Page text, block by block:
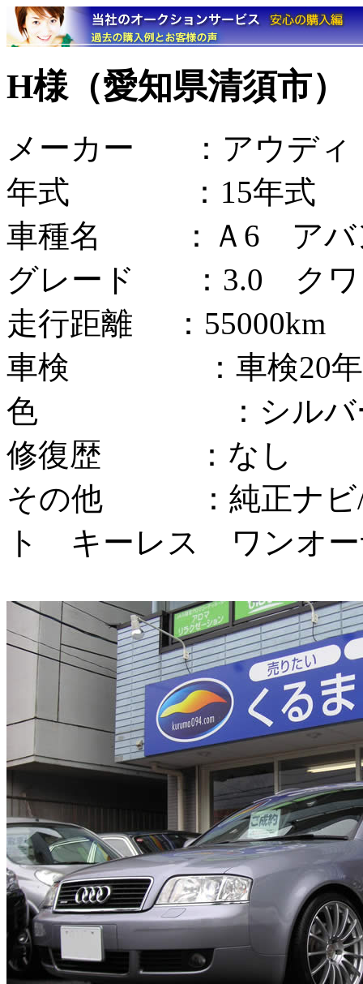
H様（愛知県清須市）
メーカー ：アウディ
年式 ：15年式
車種名 ：Ａ6 アバ
グレード ：3.0 クワ
走行距離 ：55000km
車検 ：車検20年9
色 ：シルバ
修復歴 ：なし
その他 ：純正ナビ/
ト キーレス ワンオー